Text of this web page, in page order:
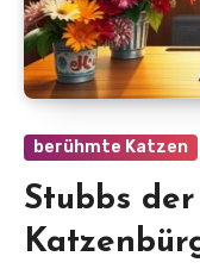
berühmte Katzen
Stubbs der